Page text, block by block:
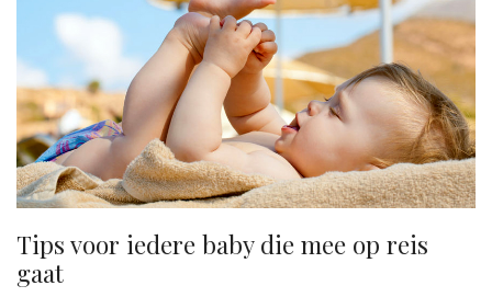
Tips voor iedere baby die mee op reis
gaat